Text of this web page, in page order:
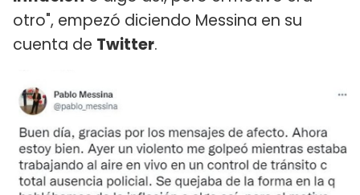
otro", empezó diciendo Messina en su
cuenta de Twitter.